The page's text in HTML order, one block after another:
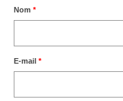
Nom *
E-mail *